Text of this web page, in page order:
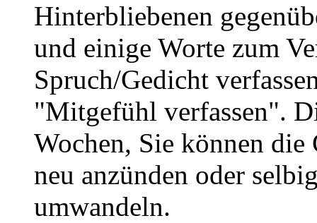
Hinterbliebenen
und einige Worte zum
Spruch/Gedicht
"Mitgefühl verfassen".
Wochen, Sie können die
neu anzünden oder
umwandeln.